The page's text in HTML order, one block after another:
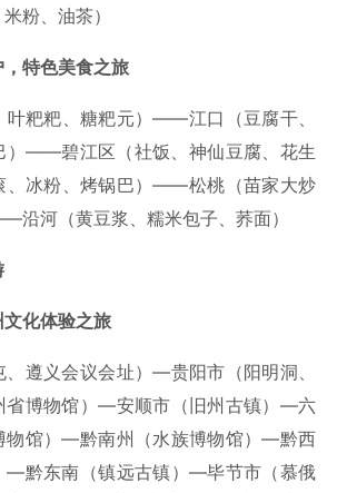
粉、油茶）
，特色美食之旅
叶粑粑、糖粑元）——江口（豆腐干、
）——碧江区（社饭、神仙豆腐、花生
、冰粉、烤锅巴）——松桃（苗家大炒
沿河（黄豆浆、糯米包子、荞面）
文化体验之旅
遵义会议会址）—贵阳市（阳明洞、
省博物馆）—安顺市（旧州古镇）—六
物馆）—黔南州（水族博物馆）—黔西
—黔东南（镇远古镇）—毕节市（慕俄